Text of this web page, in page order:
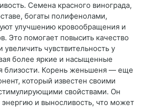
Семена красного винограда,
богаты полифенолами,
улучшению кровообращения и
Это помогает повысить качество
чувствительность у
более яркие и насыщенные
близости. Корень женьшеня — еще
который известен своими
свойствами. Он
энергию и выносливость, что может